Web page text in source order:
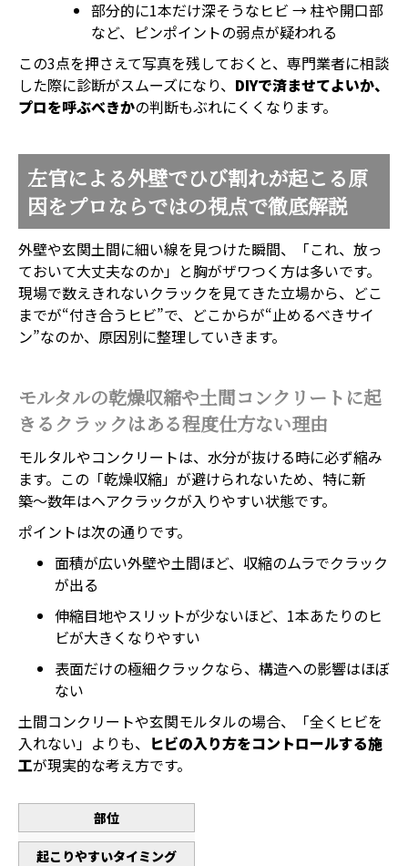
部分的に1本だけ深そうなヒビ → 柱や開口部
など、ピンポイントの弱点が疑われる
この3点を押さえて写真を残しておくと、専門業者に相談
した際に診断がスムーズになり、 DIYで済ませてよいか、
プロを呼ぶべきかの判断もぶれにくくなります。
左官による外壁でひび割れが起こる原
因をプロならではの視点で徹底解説
外壁や玄関土間に細い線を見つけた瞬間、「これ、放っ
ておいて大丈夫なのか」と胸がザワつく方は多いです。
現場で数えきれないクラックを見てきた立場から、どこ
までが“付き合うヒビ”で、どこからが“止めるべきサイ
ン”なのか、原因別に整理していきます。
モルタルの乾燥収縮や土間コンクリートに起
きるクラックはある程度仕方ない理由
モルタルやコンクリートは、水分が抜ける時に必ず縮み
ます。この「乾燥収縮」が避けられないため、特に新
築〜数年はヘアクラックが入りやすい状態です。
ポイントは次の通りです。
面積が広い外壁や土間ほど、収縮のムラでクラック
が出る
伸縮目地やスリットが少ないほど、1本あたりのヒ
ビが大きくなりやすい
表面だけの極細クラックなら、構造への影響はほぼ
ない
土間コンクリートや玄関モルタルの場合、「全くヒビを
入れない」よりも、 ヒビの入り方をコントロールする施
工が現実的な考え方です。
部位
起こりやすいタイミング